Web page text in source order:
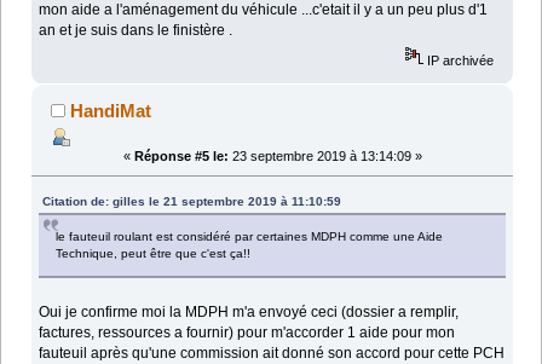
mon aide a l'aménagement du véhicule ...c'etait il y a un peu plus d'1
an et je suis dans le finistère .
IP archivée
HandiMat
« Réponse #5 le: 23 septembre 2019 à 13:14:09 »
Citation de: gilles le 21 septembre 2019 à 11:10:59
le fauteuil roulant est considéré par certaines MDPH comme une Aide
Technique, peut être que c'est ça!!
Oui je confirme moi la MDPH m'a envoyé ceci (dossier a remplir,
factures, ressources a fournir) pour m'accorder 1 aide pour mon
fauteuil après qu'une commission ait donné son accord pour cette PCH